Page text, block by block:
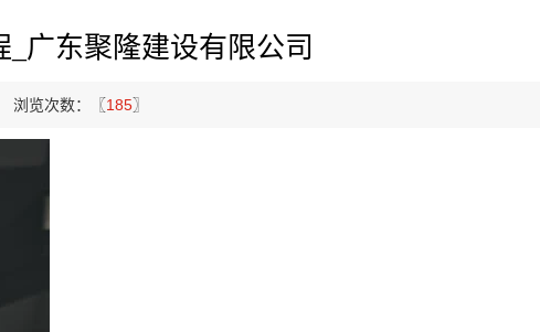
广东聚隆建设有限公司
浏览次数：〖185〗